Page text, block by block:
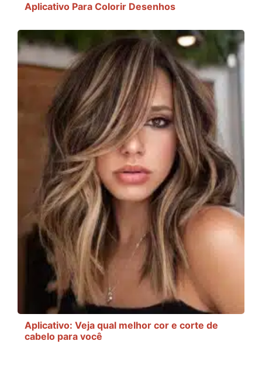
Aplicativo Para Colorir Desenhos
Aplicativo: Veja qual melhor cor e corte de
cabelo para você